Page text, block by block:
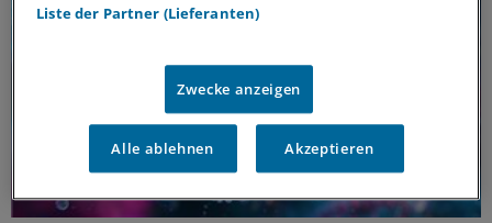
Liste der Partner (Lieferanten)
Zwecke anzeigen
Alle ablehnen Akzeptieren